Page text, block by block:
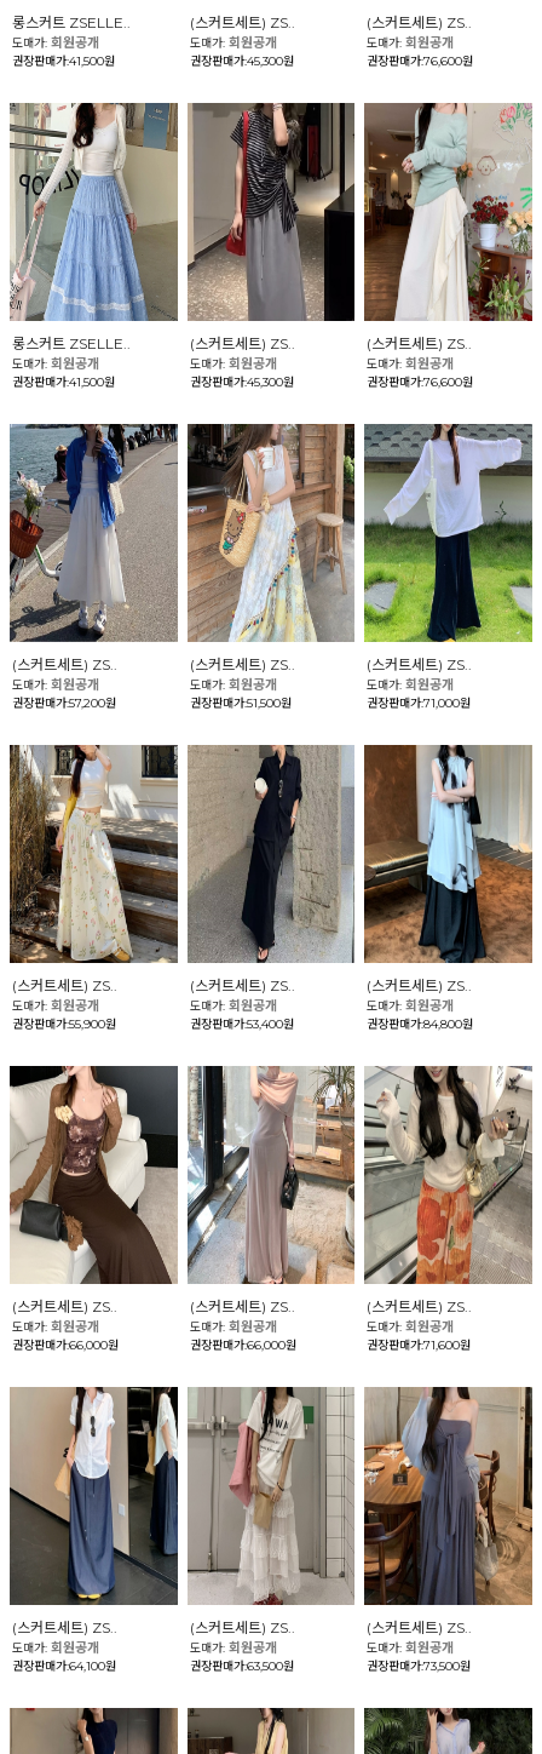
롱스커트 ZSELLE..
도매가: 회원공개
권장판매가:41,500원
(스커트세트) ZS..
도매가: 회원공개
권장판매가:45,300원
(스커트세트) ZS..
도매가:회원공개
권장판매가:76,600원
롱스커트 ZSELLE..
도매가: 회원공개
권장판매가:41,500원
(스커트세트) ZS..
도매가: 회원공개
권장판매가:45,300원
(스커트세트) ZS..
도매가:회원공개
권장판매가:76,600원
(스커트세트) ZS..
도매가: 회원공개
권장판매가:57,200원
(스커트세트) ZS..
도매가: 회원공개
권장판매가:51,500원
(스커트세트) ZS..
도매가:회원공개
권장판매가:71,000원
(스커트세트) ZS..
도매가: 회원공개
권장판매가:55,900원
(스커트세트) ZS..
도매가: 회원공개
권장판매가:53,400원
(스커트세트) ZS..
도매가:회원공개
권장판매가:84,800원
(스커트세트) ZS..
도매가: 회원공개
권장판매가:66,000원
(스커트세트) ZS..
도매가: 회원공개
권장판매가:66,000원
(스커트세트) ZS..
도매가:회원공개
권장판매가:71,600원
(스커트세트) ZS..
도매가: 회원공개
권장판매가:64,100원
(스커트세트) ZS..
도매가: 회원공개
권장판매가:63,500원
(스커트세트) ZS..
도매가:회원공개
권장판매가:73,500원